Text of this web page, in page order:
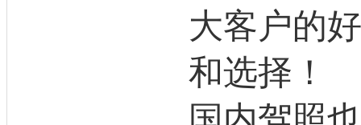
大客户的
和选择！